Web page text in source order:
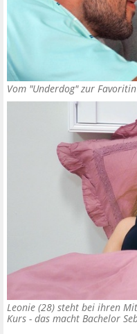
Vom "Underdog" zur
Leonie (28) steht bei ihren
Kurs - das macht Bachelor